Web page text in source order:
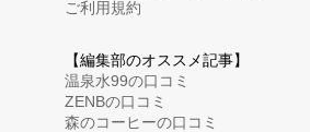
ご利用規約
【編集部のオススメ記事】
温泉水99の口コミ
ZENBの口コミ
森のコーヒーの口コミ